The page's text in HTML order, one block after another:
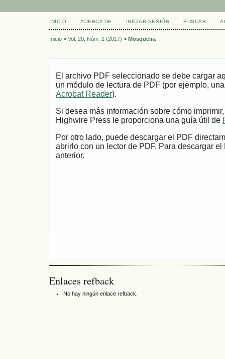
INICIO ACERCA DE INICIAR SESIÓN BUSCAR
Inicio > Vol. 20, Núm. 2 (2017) > Mosqueira
El archivo PDF seleccionado se debe cargar
un módulo de lectura de PDF (por ejemplo,
Acrobat Reader).
Si desea más información sobre cómo
Highwire Press le proporciona una guía útil de
Por otro lado, puede descargar el PDF
abrirlo con un lector de PDF. Para descargar
anterior.
Enlaces refback
No hay ningún enlace refback.